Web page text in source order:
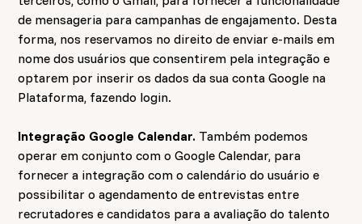
de mensageria para campanhas de engajamento. Desta
forma, nos reservamos no direito de enviar e-mails em
nome dos usuários que consentirem pela integração e
optarem por inserir os dados da sua conta Google na
Plataforma, fazendo login.
Integração Google Calendar. Também podemos
operar em conjunto com o Google Calendar, para
fornecer a integração com o calendário do usuário e
possibilitar o agendamento de entrevistas entre
recrutadores e candidatos para a avaliação do talento